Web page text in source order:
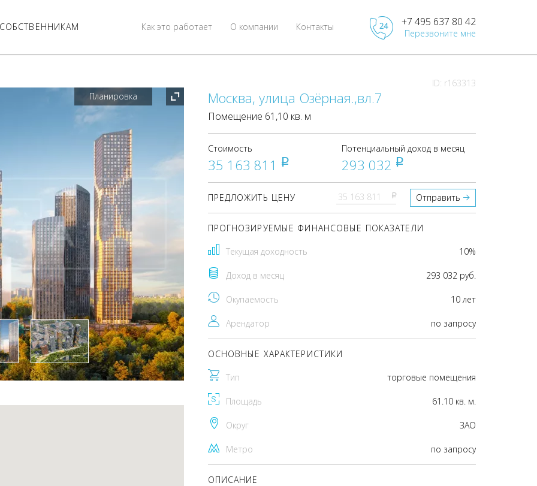
Контакты
О компании
Как это работает +7 495 637 80 42
Перезвоните мне
ID: r163313
Планировка
Москва, улица Озёрная.,вл.7
Помещение 61,10 кв. м
Стоимость
35 163 811 pуб
Потенциальный доход в месяц
293 032 pуб
ПРЕДЛОЖИТЬ ЦЕНУ pуб Отправить
ПРОГНОЗИРУЕМЫЕ ФИНАНСОВЫЕ ПОКАЗАТЕЛИ
Текущая доходность 10%
Доход в месяц 293 032 руб.
Окупаемость 10 лет
Арендатор по запросу
ОСНОВНЫЕ ХАРАКТЕРИСТИКИ
Тип торговые помещения
Площадь 61.10 кв. м.
Округ ЗАО
Метро по запросу
ОПИСАНИЕ